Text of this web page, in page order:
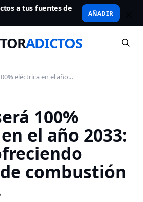
a tus fuentes de
AÑADIR
ADICTOS
eléctrica en el año...
100%
el año 2033:
combustión